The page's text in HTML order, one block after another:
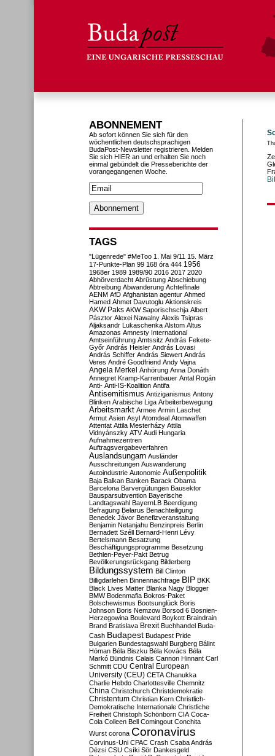
ABONNEMENT
Ab sofort können Sie sich für den
wöchentlichen deutschsprachigen
BudaPost-Newsletter registrieren. Melden
Sie sich HIER an und erhalten Sie noch
einmal gebündelt die Presseberichte der
vorangegangenen Woche.
TAGS
"Lügenrede" #MeToo 1. Mai 9/11 15. März
17-Punkte-Plan 99 168 óra 444 1956
1968er 1989 1989/90 2016 2017 2020
Abhörverdacht Abrüstung Abschiebung
Abtreibung Abwanderung Achtelfinale
AENM AfD Afghanistan agentur Ahmed
Hamed Ahmet Davutoglu Aktionskreis
AKW Paks AKW Saporischschja Albert
Pásztor Alexei Nawalny Alexis Tsipras
Aljaksandr Lukaschenka Alstom Altus
Amazonas Amnesty International
Amtseinführung Amtssitz András Fekete-
Győr András Heisler András Lovasi
András Schiffer András Siewert András
Veres André Goodfriend Andy Vajna
Angela Merkel Anhörung Anna Donáth
Annegret Kramp-Karrenbauer Antal Rogán
Anti- Anti-IS-Koalition Antifa
Antisemitismus Antiziganismus Antony
Blinken Arabische Liga Arbeiterbewegung
Arbeitsmarkt Armee Armin Laschet
Armut Asien Asyl Atomdeal Atomwaffen
Attentat Attila Mesterházy Attila
Vidnyánszky ATV Audi Hungaria
Aufnahmezentren
Auftragsvergabeverfahren
Auslandsungarn Ausländer
Ausschreitungen Auswanderung
Autoindustrie Autonomie Außenpolitik
Baja Balkan Banken Barack Obama
Barcelona Barvergütungen Bausektor
Bausparsubvention Bayerische
Landtagswahl BayernLB Beerdigung
Befragung Belarus Benachteiligung
Benedek Jávor Benefizveranstaltung
Benjamin Netanjahu Benzinpreis Berlin
Bernadett Széll Bernard-Henri Lévy
Bertelsmann Besatzung
Beschäftigungsprogramme Besetzung
Bethlen-Peyer-Pakt Betrug
Bevölkerungsrückgang Bilderberg
Bildungssystem Bill Clinton
Billigdarlehen Binnennachfrage BIP BKK
Black Lives Matter Blanka Nagy Blogger
BMW Bodenmafia Bokros-Paket
Bolschewismus Bootsunglück Boris
Johnson Boris Nemzow Borsod 6 Bosnien-
Herzegowina Boulevard Boykott Braindrain
Brand Bratislava Brexit Buchhandel Buda-
Cash Budapest Budapest Pride
Bulgarien Bundestagswahl Burgberg Bálint
Hóman Béla Biszku Béla Kovács Béla
Markó Bündnis Calais Cannon Hinnant Carl
Schmitt CDU Central European
University (CEU) CETA Chanukka
Charlie Hebdo Charlottesville Chemnitz
China Christchurch Christdemokratie
Christentum Christian Kern Christlich-
Demokratische Internationale Christliche
Freiheit Christoph Schönborn CIA Coca-
Cola Colleen Bell Comingout Conchita
Wurst corona Coronavirus
Corvinus-Uni CPAC Crash Csaba András
Dézsi CSU Csíki Sör Dankesgeld